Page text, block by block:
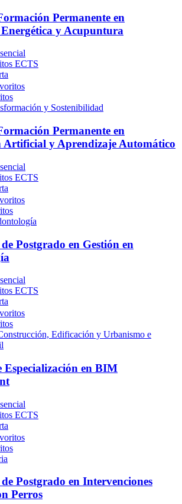
Permanente en
y Acupuntura
ECTS
y Sostenibilidad
Permanente en
Artificial y Aprendizaje Automático
ECTS
Postgrado en Gestión en
ECTS
Edificación y Urbanismo e
Especialización en BIM
ECTS
Postgrado en Intervenciones
Perros